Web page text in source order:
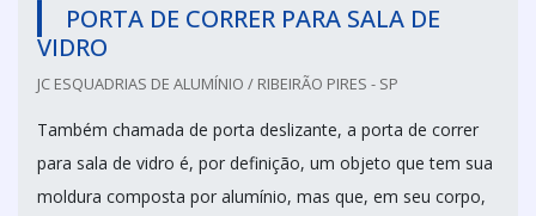
PORTA DE CORRER PARA SALA DE
VIDRO
JC ESQUADRIAS DE ALUMÍNIO / RIBEIRÃO PIRES - SP
Também chamada de porta deslizante, a porta de correr
para sala de vidro é, por definição, um objeto que tem sua
moldura composta por alumínio, mas que, em seu corpo,